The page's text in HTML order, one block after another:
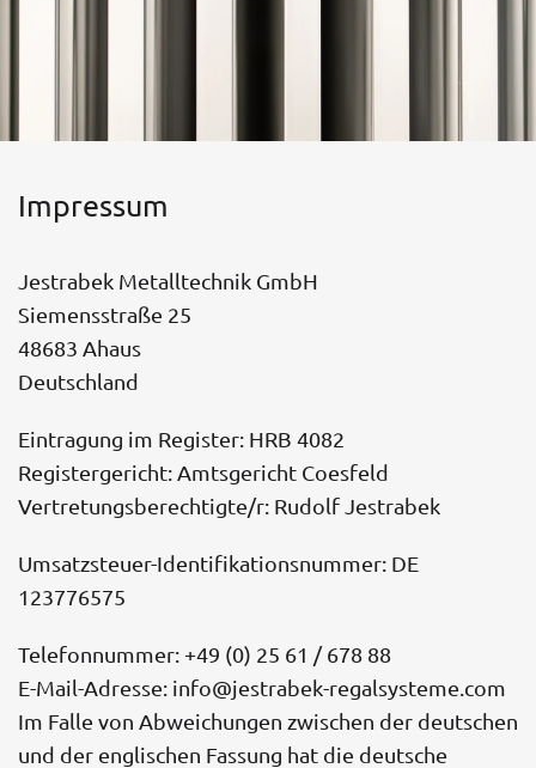
Impressum
Jestrabek Metalltechnik GmbH
Siemensstraße 25
48683 Ahaus
Deutschland
Eintragung im Register: HRB 4082
Registergericht: Amtsgericht Coesfeld
Vertretungsberechtigte/r: Rudolf Jestrabek
Umsatzsteuer-Identifikationsnummer: DE
123776575
Telefonnummer: +49 (0) 25 61 / 678 88
E-Mail-Adresse: info@jestrabek-regalsysteme.com
Im Falle von Abweichungen zwischen der deutschen
und der englischen Fassung hat die deutsche